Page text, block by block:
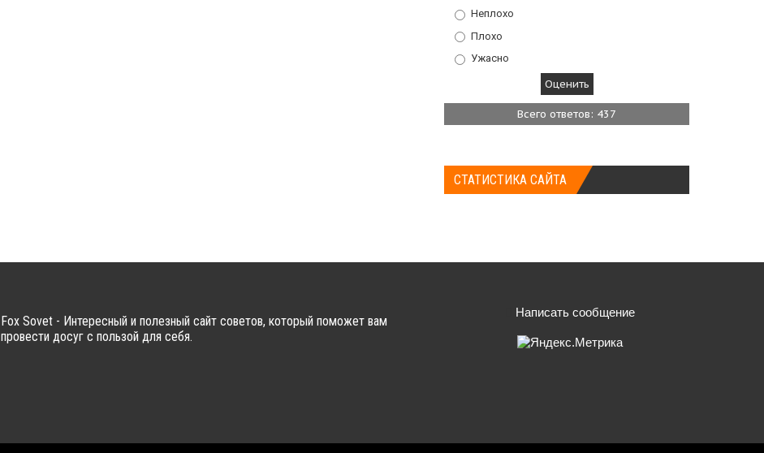
Неплохо
Плохо
Ужасно
Всего ответов: 437
СТАТИСТИКА САЙТА
Fox Sovet - Интересный и полезный сайт советов, который поможет вам
провести досуг с пользой для себя.
Написать сообщение